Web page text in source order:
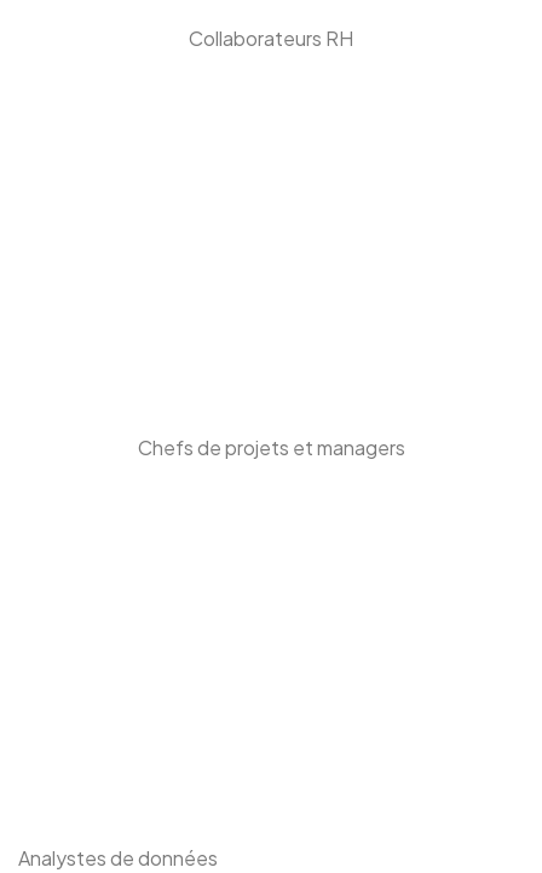
Collaborateurs RH
Chefs de projets et managers
Analystes de données